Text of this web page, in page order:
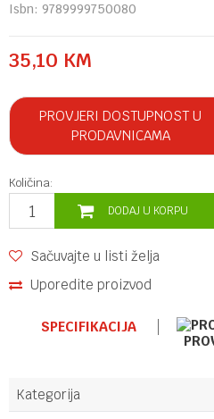
Isbn: 9789999750080
35,10 KM
PROVJERI DOSTUPNOST U
PRODAVNICAMA
Količina:
DODAJ U KORPU
Sačuvajte u listi želja
Uporedite proizvod
SPECIFIKACIJA
Kategorija